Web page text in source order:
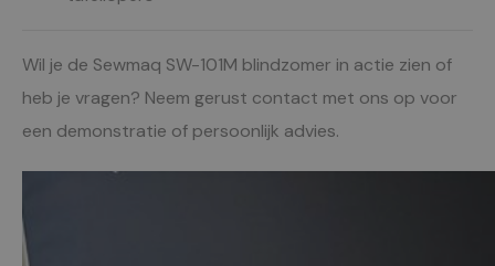
Wil je de Sewmaq SW-101M blindzomer in actie zien of
heb je vragen? Neem gerust contact met ons op voor
een demonstratie of persoonlijk advies.